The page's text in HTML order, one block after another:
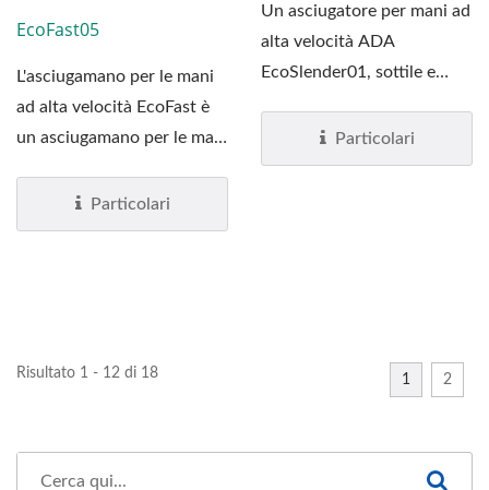
EcoFast05
L'asciugamano per le mani
ad alta velocità EcoFast è
un asciugamano per le mani
Particolari
Un asciugatore per mani ad
alta velocità ADA
EcoSlender01, sottile e
Particolari
Risultato 1 - 12 di 18 1 2